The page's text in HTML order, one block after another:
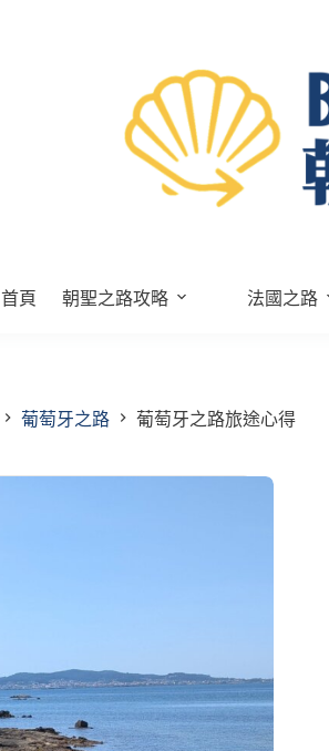
首頁 朝聖之路攻略 法國之路
葡萄牙之路 葡萄牙之路旅途心得